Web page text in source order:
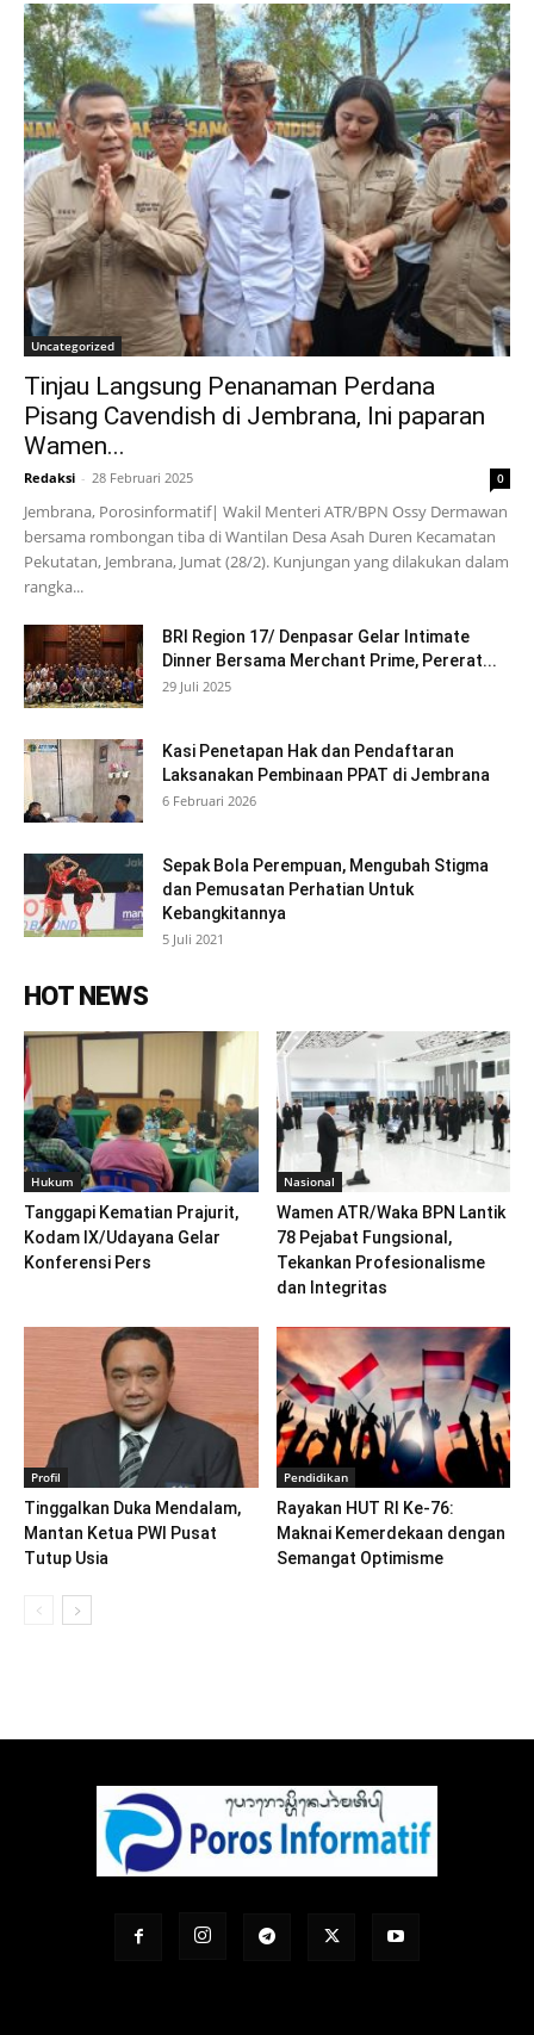
Uncategorized
Tinjau Langsung Penanaman Perdana
Pisang Cavendish di Jembrana, Ini paparan
Wamen...
Redaksi - 28 Februari 2025 0
Jembrana, Porosinformatif| Wakil Menteri ATR/BPN Ossy Dermawan
bersama rombongan tiba di Wantilan Desa Asah Duren Kecamatan
Pekutatan, Jembrana, Jumat (28/2). Kunjungan yang dilakukan dalam
rangka...
BRI Region 17/ Denpasar Gelar Intimate
Dinner Bersama Merchant Prime, Pererat...
29 Juli 2025
Kasi Penetapan Hak dan Pendaftaran
Laksanakan Pembinaan PPAT di Jembrana
6 Februari 2026
Sepak Bola Perempuan, Mengubah Stigma
dan Pemusatan Perhatian Untuk
Kebangkitannya
5 Juli 2021
HOT NEWS
Hukum
Tanggapi Kematian Prajurit,
Kodam IX/Udayana Gelar
Konferensi Pers
Nasional
Wamen ATR/Waka BPN Lantik
78 Pejabat Fungsional,
Tekankan Profesionalisme
dan Integritas
Profil
Tinggalkan Duka Mendalam,
Mantan Ketua PWI Pusat
Tutup Usia
Pendidikan
Rayakan HUT RI Ke-76:
Maknai Kemerdekaan dengan
Semangat Optimisme